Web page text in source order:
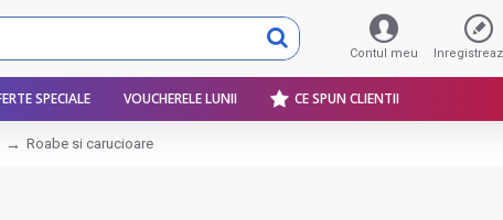
Contul meu
SPECIALE VOUCHERELE LUNII CE SPUN CLIENTII
Roabe si carucioare